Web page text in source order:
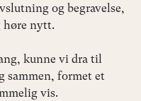
og begravelse,
høre nytt.
kunne vi dra til
sammen, formet et
vis.